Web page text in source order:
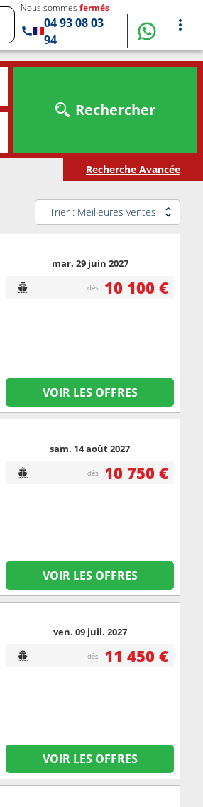
Nous sommes fermés
04 93 08 03
94
Rechercher
Recherche Avancée
Trier : Meilleures ventes
mar. 29 juin 2027
dès 10 100 €
VOIR LES OFFRES
sam. 14 août 2027
dès 10 750 €
VOIR LES OFFRES
ven. 09 juil. 2027
dès 11 450 €
VOIR LES OFFRES